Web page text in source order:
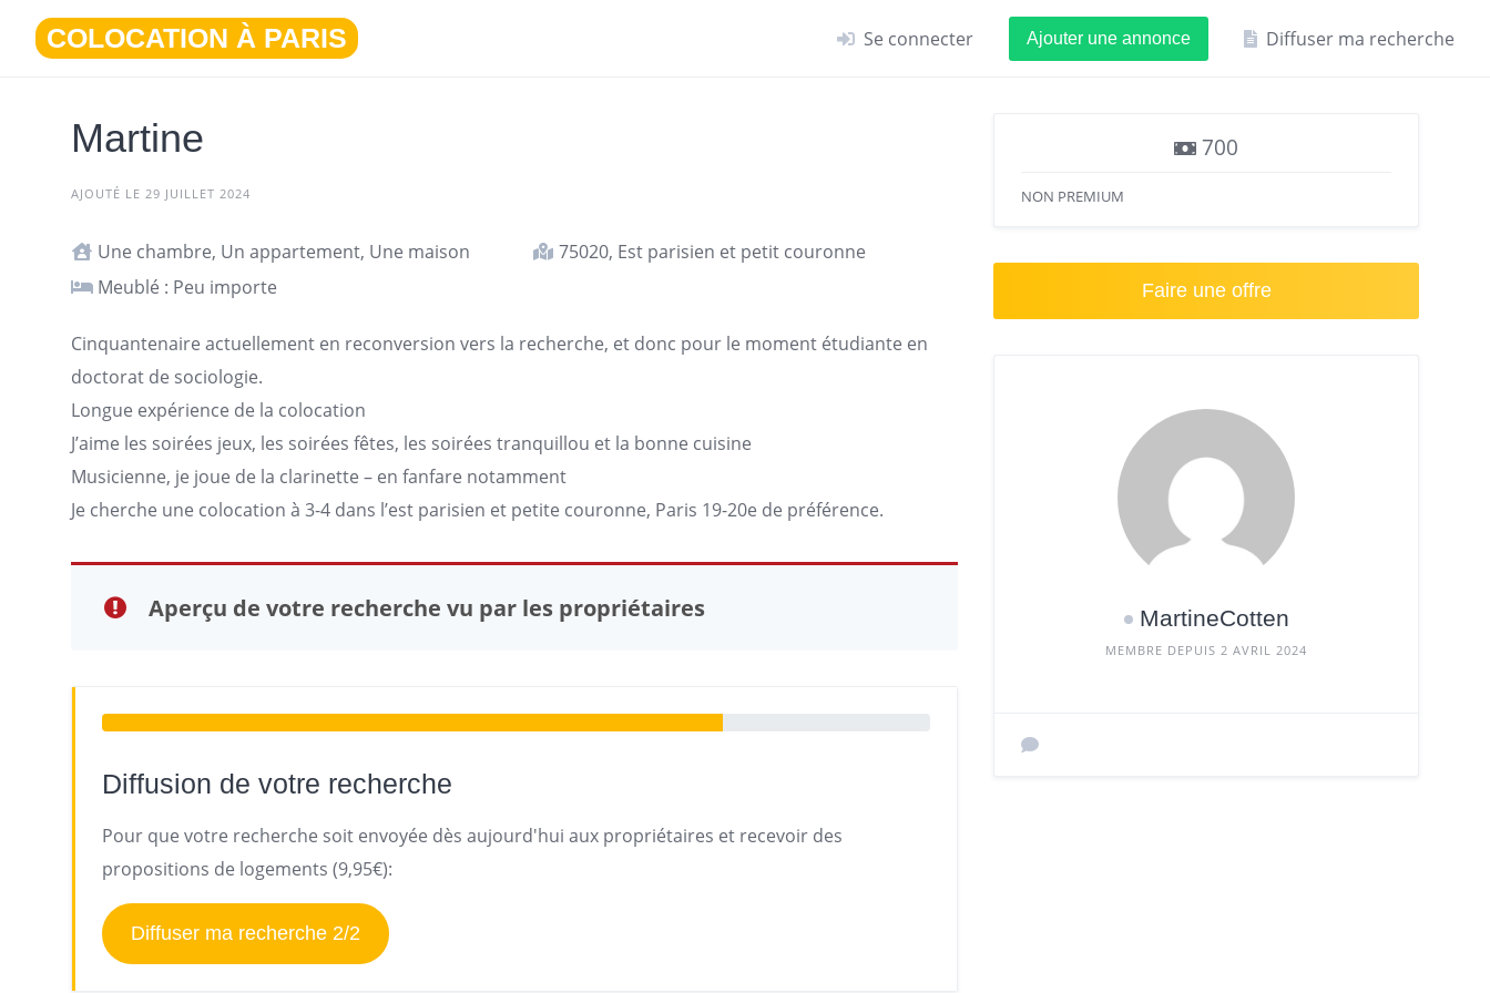
contenu
COLOCATION À PARIS Se connecter Ajouter une annonce Diffuser ma recherche
Martine
AJOUTÉ LE 29 JUILLET 2024
Une chambre, Un appartement, Une maison
75020, Est parisien et petit couronne
Meublé : Peu importe
Cinquantenaire actuellement en reconversion vers la recherche, et donc pour le moment étudiante en
doctorat de sociologie.
Longue expérience de la colocation
J’aime les soirées jeux, les soirées fêtes, les soirées tranquillou et la bonne cuisine
Musicienne, je joue de la clarinette – en fanfare notamment
Je cherche une colocation à 3-4 dans l’est parisien et petite couronne, Paris 19-20e de préférence.
Aperçu de votre recherche vu par les propriétaires
Diffusion de votre recherche
Pour que votre recherche soit envoyée dès aujourd'hui aux propriétaires et recevoir des
propositions de logements (9,95€):
Diffuser ma recherche 2/2
700
NON PREMIUM
Faire une offre
MartineCotten
MEMBRE DEPUIS 2 AVRIL 2024